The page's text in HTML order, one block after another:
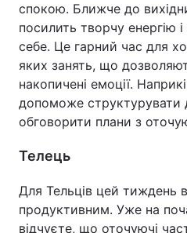
спокою. Ближче до
посилить творчу енергію
себе. Це гарний час для
яких занять, що
накопичені емоції.
допоможе структурувати
обговорити плани з
Телець
Для Тельців цей тиждень
продуктивним. Уже на
відчуєте, що оточуючі